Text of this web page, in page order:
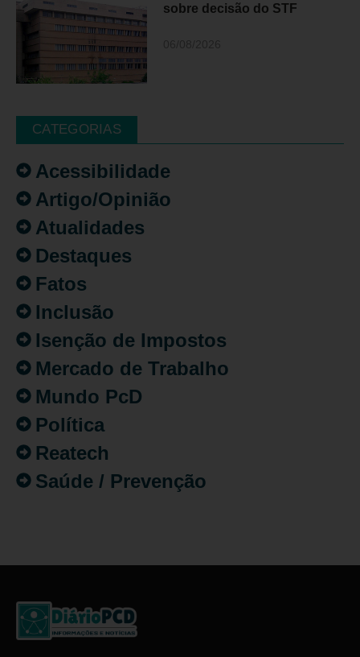
sobre decisão do STF
CATEGORIAS
Acessibilidade
Artigo/Opinião
Atualidades
Destaques
Fatos
Inclusão
Isenção de Impostos
Mercado de Trabalho
Mundo PcD
Política
Reatech
Saúde / Prevenção